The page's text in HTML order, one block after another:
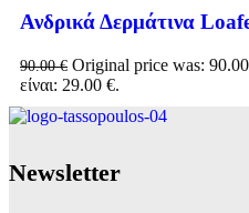
Ανδρικά Δερμάτινα
90.00€ Original price was:
είναι: 29.00 €.
Νewsletter